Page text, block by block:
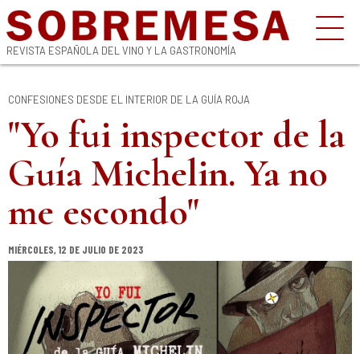
REVISTA ESPAÑOLA DEL VINO Y LA GASTRONOMÍA
CONFESIONES DESDE EL INTERIOR DE LA GUÍA ROJA
"Yo fui inspector de la
Guía Michelin. Ya no
me escondo"
MIÉRCOLES, 12 DE JULIO DE 2023